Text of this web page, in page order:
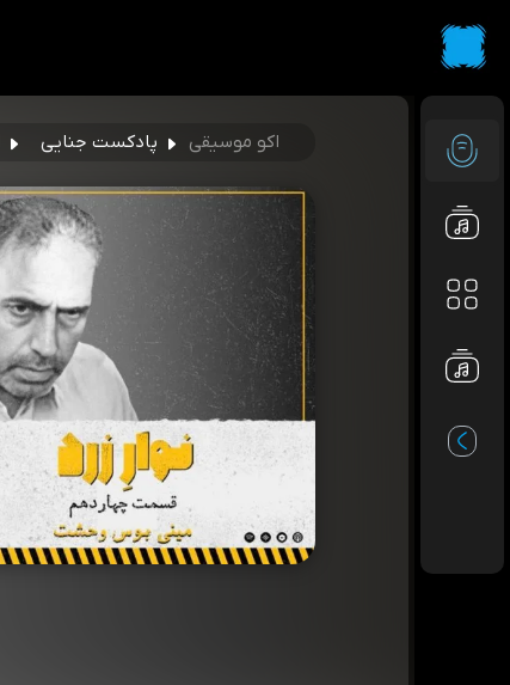
اکو موسیقی پادکست جنایی